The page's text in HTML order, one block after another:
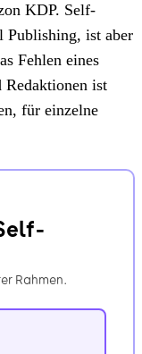
KDP. Self-
Publishing, ist aber
Fehlen eines
Redaktionen ist
für einzelne
Rahmen.